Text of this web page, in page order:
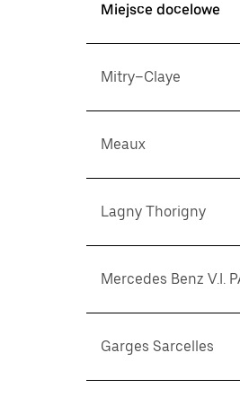
Miejsce docelowe
Mitry–Claye
Meaux
Lagny Thorigny
Mercedes Benz V.I.
Garges Sarcelles